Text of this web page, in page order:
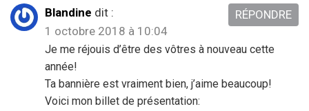
Blandine dit :
1 octobre 2018 à 10:04
Je me réjouis d’être des vôtres à nouveau cette
année!
Ta bannière est vraiment bien, j’aime beaucoup!
Voici mon billet de présentation:
RÉPONDRE